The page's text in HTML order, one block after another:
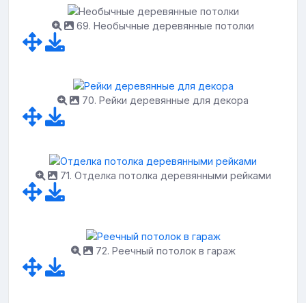
69. Необычные деревянные потолки
70. Рейки деревянные для декора
71. Отделка потолка деревянными рейками
72. Реечный потолок в гараж